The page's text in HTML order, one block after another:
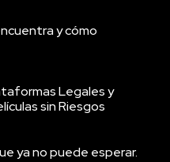
y cómo
Legales y
sin Riesgos
ya no puede esperar.